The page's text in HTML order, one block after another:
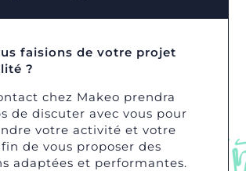
faisions de votre projet
?
chez Makeo prendra
de discuter avec vous pour
votre activité et votre
de vous proposer des
adaptées et performantes.